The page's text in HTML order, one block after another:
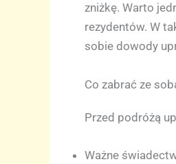
zniżkę. Warto
rezydentów. W
sobie dowody
Co zabrać ze
Przed podróżą
Ważne